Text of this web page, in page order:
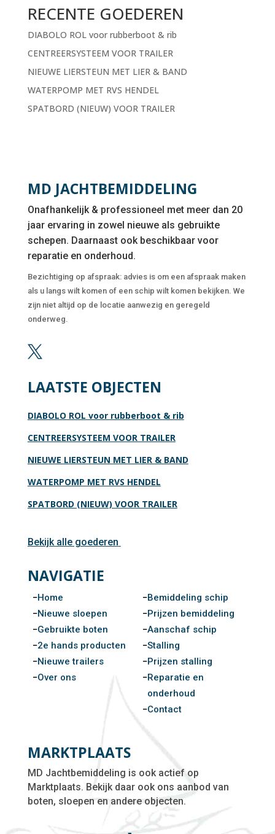
RECENTE GOEDEREN
DIABOLO ROL voor rubberboot & rib
CENTREERSYSTEEM VOOR TRAILER
NIEUWE LIERSTEUN MET LIER & BAND
WATERPOMP MET RVS HENDEL
SPATBORD (NIEUW) VOOR TRAILER
MD JACHTBEMIDDELING
Onafhankelijk & professioneel met meer dan 20
jaar ervaring in zowel nieuwe als gebruikte
schepen. Daarnaast ook beschikbaar voor
reparatie en onderhoud.
Bezichtiging op afspraak: advies is om een afspraak maken
als u langs wilt komen of een schip wilt komen bekijken. We
zijn niet altijd op de locatie aanwezig en geregeld
onderweg.

LAATSTE OBJECTEN
DIABOLO ROL voor rubberboot & rib
CENTREERSYSTEEM VOOR TRAILER
NIEUWE LIERSTEUN MET LIER & BAND
WATERPOMP MET RVS HENDEL
SPATBORD (NIEUW) VOOR TRAILER
Bekijk alle goederen
NAVIGATIE
Home
Nieuwe sloepen
Gebruikte boten
2e hands producten
Nieuwe trailers
Over ons
Bemiddeling schip
Prijzen bemiddeling
Aanschaf schip
Stalling
Prijzen stalling
Reparatie en
onderhoud
Contact
MARKTPLAATS
MD Jachtbemiddeling is ook actief op
Marktplaats. Bekijk daar ook ons aanbod van
boten, sloepen en andere objecten.